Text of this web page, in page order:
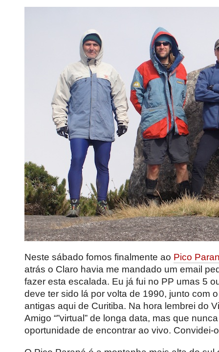
Neste sábado fomos finalmente ao Pico
atrás o Claro havia me mandado um email
fazer esta escalada. Eu já fui no PP umas 5
deve ter sido lá por volta de 1990, junto com
antigas aqui de Curitiba. Na hora lembrei do
Amigo “”virtual” de longa data, mas que
oportunidade de encontrar ao vivo. Convidei-